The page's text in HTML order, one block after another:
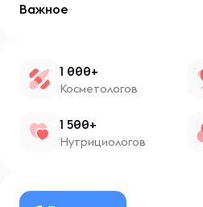
Важное
1 000+
Косметологов
1 500+
Нутрициологов